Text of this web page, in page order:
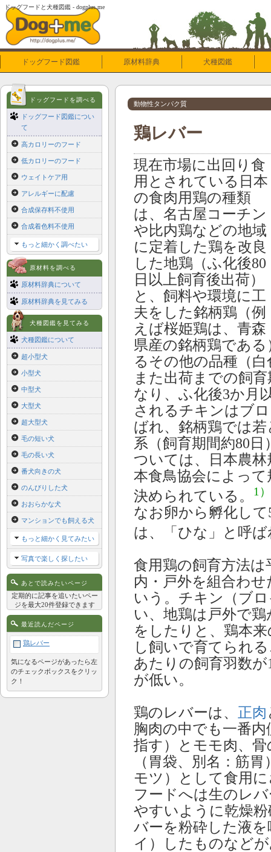
ドッグフードと犬種図鑑 - dogplus.me
ドッグフード図鑑 原材料辞典 犬種図鑑
動物性タンパク質
鶏レバー
現在市場に出回り食
用とされている日本
の食肉用鶏の種類
は、名古屋コーチン
や比内鶏などの地域
に定着した鶏を改良
した地鶏（ふ化後80
日以上飼育後出荷）
と、飼料や環境に工
夫をした銘柄鶏（例
えば桜姫鶏は、青森
県産の銘柄鶏であ
るその他の品種（
また出荷までの飼
なり、ふ化後3か月
されるチキンはブ
ばれ、銘柄鶏では
系（飼育期間約80
ついては、日本農
本食鳥協会によっ
決められている。
1）
なお卵から孵化し
は、「ひな」と呼
食用鶏の飼育方法
内・戸外を組合わ
いう。チキン（ブ
い、地鶏は戸外で
をしたりと、鶏本
し飼いで育てられ
あたりの飼育羽数
が低い。
鶏のレバーは、 正肉
胸肉の中でも一番
指す）とモモ肉、
（胃袋、別名：筋胃
モツ）として食用
フードへは生のレ
やすいように乾燥
バーを粉砕した液
イ）したものなど
ドッグフードを調べる
ドッグフード図鑑につい
て
高カロリーのフード
低カロリーのフード
ウェイトケア用
アレルギーに配慮
合成保存料不使用
合成着色料不使用
もっと細かく調べたい
原材料を調べる
原材料辞典について
原材料辞典を見てみる
犬種図鑑を見てみる
犬種図鑑について
超小型犬
小型犬
中型犬
大型犬
超大型犬
毛の短い犬
毛の長い犬
番犬向きの犬
のんびりした犬
おおらかな犬
マンションでも飼える犬
もっと細かく見てみたい
写真で楽しく探したい
あとで読みたいページ
定期的に記事を追いたいペー
ジを最大20件登録できます
最近読んだページ
鶏レバー
気になるページがあったら左
のチェックボックスをクリッ
ク！